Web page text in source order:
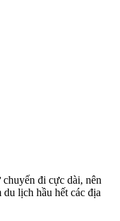
đi cực dài, nên
lịch hầu hết các địa